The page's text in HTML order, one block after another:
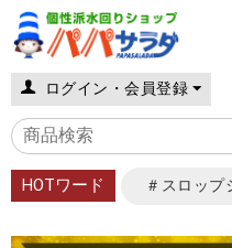
ログイン・会員登録
HOTワード ＃スロップ